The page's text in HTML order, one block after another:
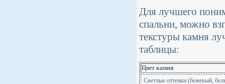
Для лучшего
спальни, можно
текстуры камня
таблицы:
Цвет камня
Светлые оттенки (бежевый,